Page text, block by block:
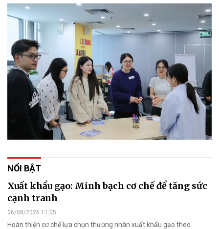
NỔI BẬT
Xuất khẩu gạo: Minh bạch cơ chế để tăng sức
cạnh tranh
06/08/2026 11:05
Hoàn thiện cơ chế lựa chọn thương nhân xuất khẩu gạo theo